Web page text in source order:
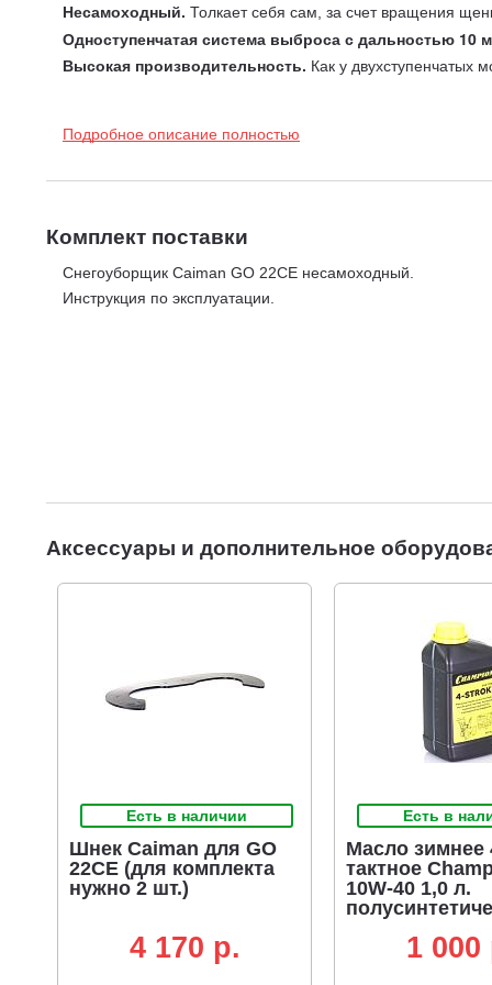
Несамоходный. Толкает себя сам, за счет вращения
Одноступенчатая система выброса с дальностью 10
Высокая производительность. Как у двухступенчатых
Простота в использовании.Caiman GO 22CE удобный,
он легкий и маневренный, благодаря чему идеально
Подробное описание полностью
Комплект поставки
Снегоуборщик Caiman GO 22CE несамоходный.
Инструкция по эксплуатации.
Аксессуары и дополнительное
Есть в наличии
Шнек Caiman для GO
22CE (для комплекта
нужно 2 шт.)
4 170 p.
Есть в
Масло зимнее
тактное
10W-40 1,0 л.
1 000